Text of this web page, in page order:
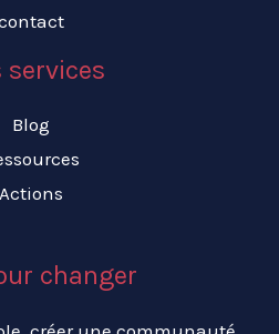
services
Blog
Actions
changer